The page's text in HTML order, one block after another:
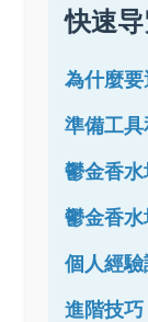
快速
為什麼
準備工
鬱金香
鬱金香
個人經
進階技